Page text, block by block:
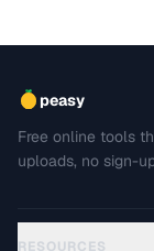
peasy
Free online tools
uploads, no sign-
RESOURCES